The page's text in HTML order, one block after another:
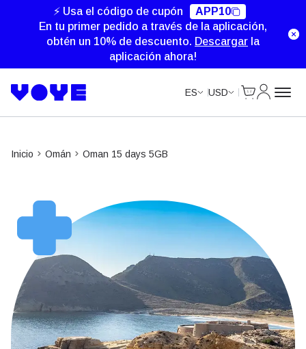
⚡ Usa el código de cupón
APP10
En tu primer pedido a través de la aplicación,
obtén un 10% de descuento. Descargar la
aplicación ahora!
ES USD
Inicio Omán Oman 15 days 5GB